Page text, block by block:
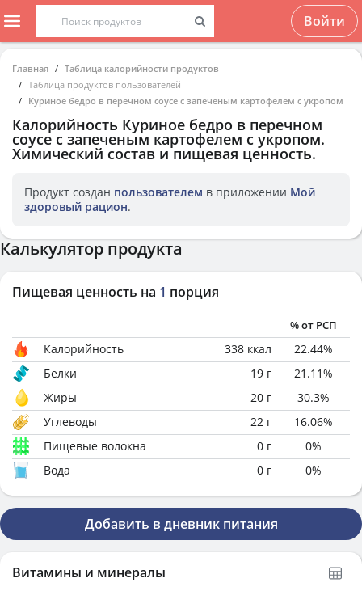
Войти
Главная
Таблица калорийности продуктов
Таблица продуктов пользователей
Куриное бедро в перечном соусе с запеченым картофелем с укропом
Калорийность Куриное бедро в перечном
соусе с запеченым картофелем с укропом.
Химический состав и пищевая ценность.
Продукт создан пользователем в приложении Мой
здоровый рацион.
Калькулятор продукта
Пищевая ценность на 1 порция
% от РСП
Калорийность 338 ккал 22.44%
Белки
19 г 21.11%
Жиры
20 г 30.3%
Углеводы
22 г 16.06%
Пищевые волокна
0 г 0%
Вода
0 г 0%
Добавить в дневник питания
Витамины и минералы